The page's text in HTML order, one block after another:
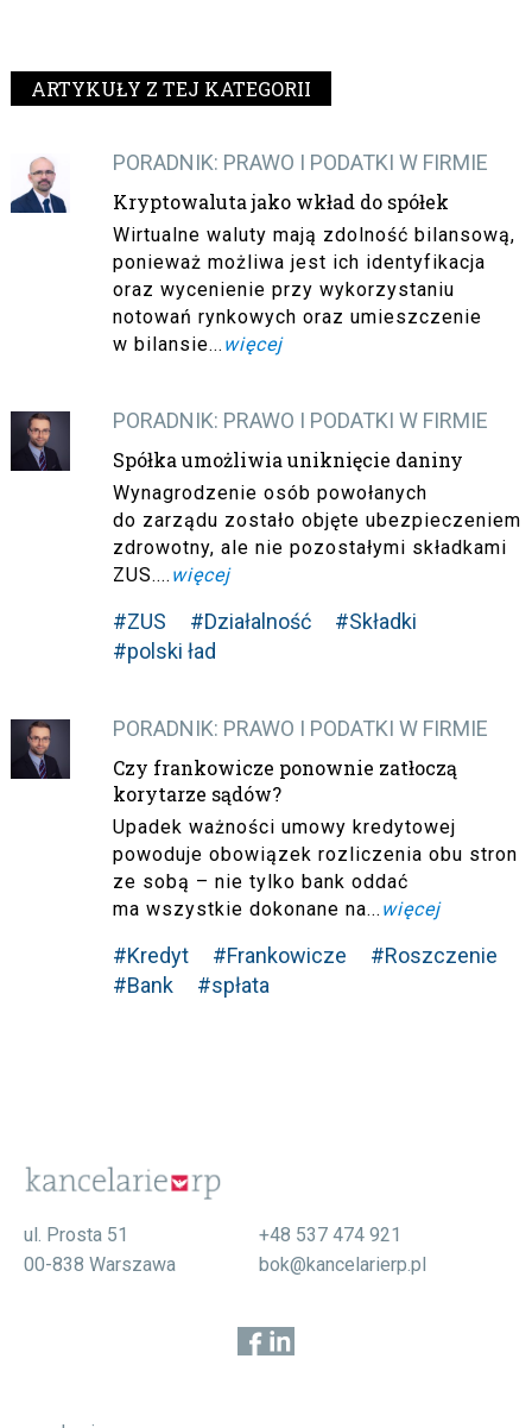
ARTYKUŁY Z TEJ KATEGORII
PORADNIK: PRAWO I PODATKI W FIRMIE
Kryptowaluta jako wkład do spółek
Wirtualne waluty mają zdolność bilansową,
ponieważ możliwa jest ich identyfikacja
oraz wycenienie przy wykorzystaniu
notowań rynkowych oraz umieszczenie
w bilansie... więcej
PORADNIK: PRAWO I PODATKI W FIRMIE
Spółka umożliwia uniknięcie daniny
Wynagrodzenie osób powołanych
do zarządu zostało objęte ubezpieczeniem
zdrowotny, ale nie pozostałymi składkami
ZUS.... więcej
#ZUS #Działalność
#Składki
#polski ład
PORADNIK: PRAWO I PODATKI W FIRMIE
Czy frankowicze ponownie zatłoczą
korytarze sądów?
Upadek ważności umowy kredytowej
powoduje obowiązek rozliczenia obu stron
ze sobą – nie tylko bank oddać
ma wszystkie dokonane na... więcej
#Kredyt #Frankowicze
#Roszczenie
#Bank
#spłata
ul. Prosta 51
00-838 Warszawa
+48 537 474 921
bok@kancelarierp.pl